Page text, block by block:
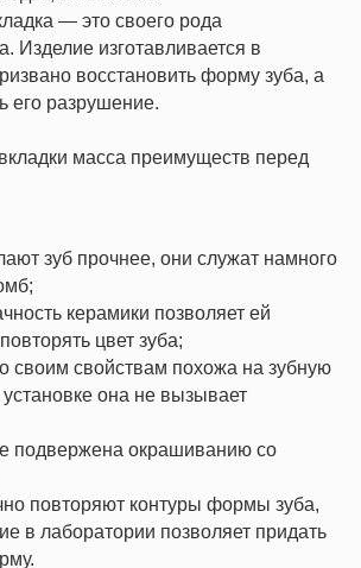
— это своего рода
Изделие изготавливается в
восстановить форму зуба, а
его разрушение.
масса преимуществ перед
зуб прочнее, они служат намного
керамики позволяет ей
цвет зуба;
своим свойствам похожа на зубную
она не вызывает
подвержена окрашиванию со
повторяют контуры формы зуба,
в лаборатории позволяет придать